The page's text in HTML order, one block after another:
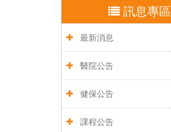
訊息專區
最新消息
醫院公告
健保公告
課程公告